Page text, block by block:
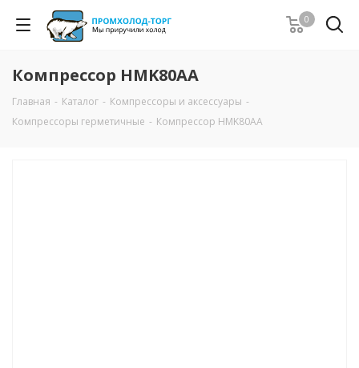
0
Компрессор HMK80AA
Главная - Каталог - Компрессоры и аксессуары -
Компрессоры герметичные - Компрессор HMK80AA